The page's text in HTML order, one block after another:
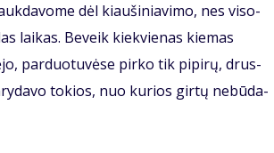
dėl kiau­ši­nia­vi­mo, nes vi­so­
lai­kas. Be­veik kiek­vie­nas kie­mas
par­duo­tu­vė­se pir­ko tik pi­pi­rų, drus­
to­kios, nuo ku­rios gir­tų ne­bū­da­